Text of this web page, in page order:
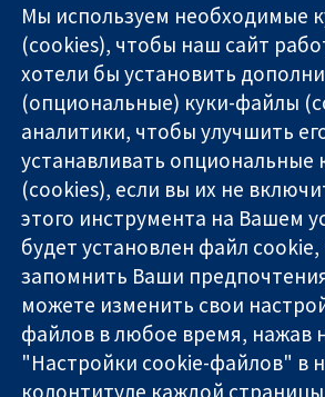
Надёжные
доказательства
Информированные
решения
Во благо
здоровья
11-13 Cavendish
Square
London
W1G 0AN
United Kingdom
Мы используем необходимые
(cookies), чтобы наш сайт
хотели бы установить
(опциональные) куки-файлы
аналитики, чтобы улучшить
устанавливать опциональные
(cookies), если вы их не
этого инструмента на Вашем
будет установлен файл
запомнить Ваши
можете изменить свои
файлов в любое время, нажав
"Настройки cookie-файлов" в
колонтитуле каждой